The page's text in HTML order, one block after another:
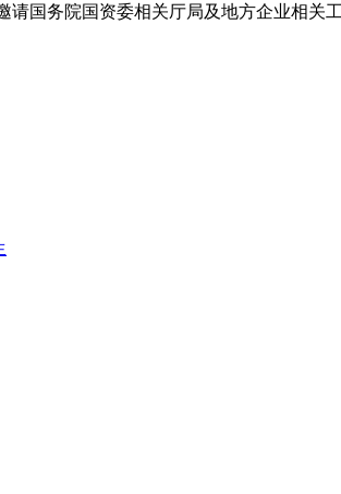
国务院国资委相关厅局及地方企业相关